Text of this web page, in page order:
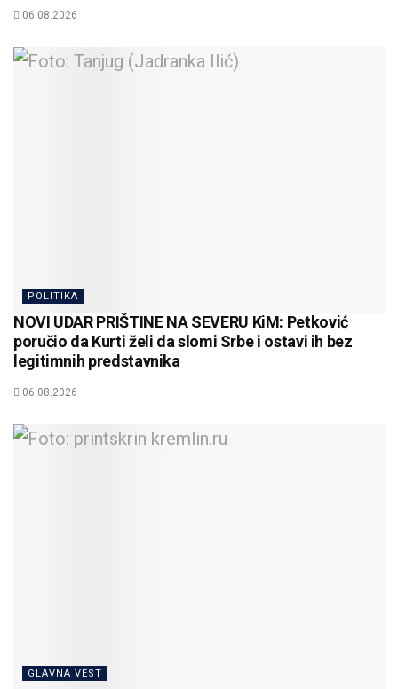
06.08.2026
POLITIKA
NOVI UDAR PRIŠTINE NA SEVERU KiM: Petković
poručio da Kurti želi da slomi Srbe i ostavi ih bez
legitimnih predstavnika
06.08.2026
GLAVNA VEST